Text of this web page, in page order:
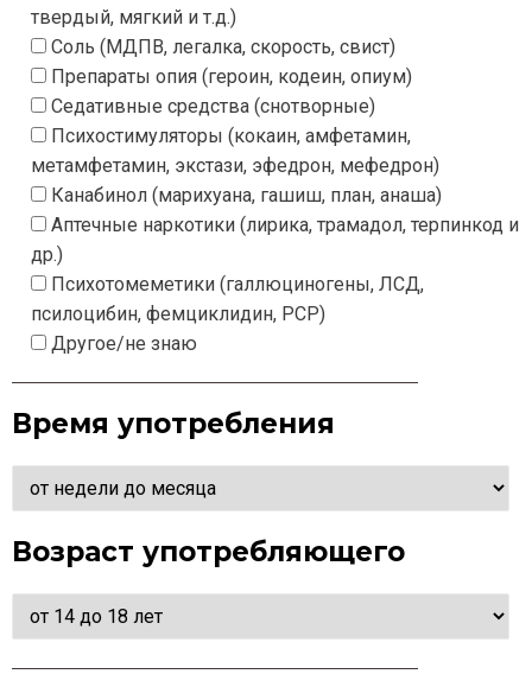
твердый, мягкий и т.д.)
Соль (МДПВ, легалка, скорость, свист)
Препараты опия (героин, кодеин, опиум)
Седативные средства (снотворные)
Психостимуляторы (кокаин, амфетамин,
метамфетамин, экстази, эфедрон, мефедрон)
Канабинол (марихуана, гашиш, план, анаша)
Аптечные наркотики (лирика, трамадол, терпинкод и
др.)
Психотомеметики (галлюциногены, ЛСД,
псилоцибин, фемциклидин, РСР)
Другое/не знаю
Время употребления
Возраст употребляющего